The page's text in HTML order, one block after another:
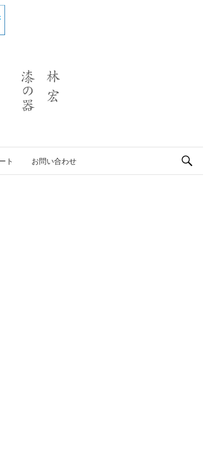
ト お問い合わせ 検